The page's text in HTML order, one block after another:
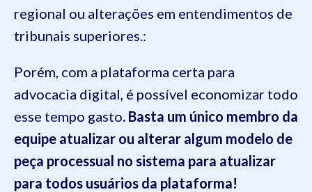
regional ou alterações em entendimentos de
tribunais superiores.:
Porém, com a plataforma certa para
advocacia digital, é possível economizar todo
esse tempo gasto. Basta um único membro da
equipe atualizar ou alterar algum modelo de
peça processual no sistema para atualizar
para todos usuários da plataforma!